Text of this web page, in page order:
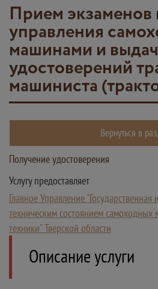
Прием экзаменов
управления
машинами и
удостоверений
машиниста
Вернуться в
Получение удостоверения
Услугу предоставляет
Главное Управление
техническим состоянием
техники" Тверской области
Описание услуги